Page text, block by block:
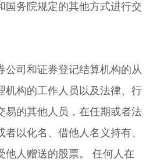
国务院规定的其他方式进行交
公司和证券登记结算机构的从
机构的工作人员以及法律、行
易的其他人员，在任期或者法
以化名、借他人名义持有、
他人赠送的股票。 任何人在